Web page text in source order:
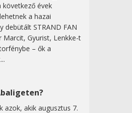
következő évek
a hazai
debütált STRAND FAN
Gyurist, Lenkke-t
– ők a
azok, akik augusztus 7.